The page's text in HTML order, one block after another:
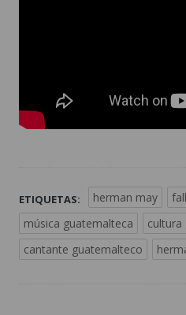
ETIQUETAS: herman may
música guatemalteca
cultura
cantante guatemalteco